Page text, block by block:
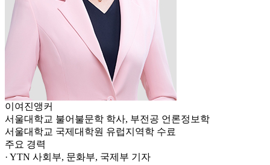
이여진앵커
서울대학교 불어불문학 학사, 부전공 언론정보학
서울대학교 국제대학원 유럽지역학 수료
주요 경력
· YTN 사회부, 문화부, 국제부 기자